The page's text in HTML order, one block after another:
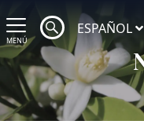
MENÚ
ESPAÑOL